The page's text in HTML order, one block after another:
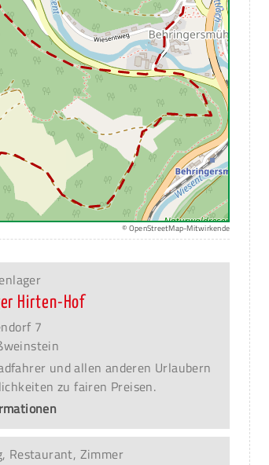
© OpenStreetMap-Mitwirkende
Hirten-Hof
7
und allen anderen Urlaubern
zu fairen Preisen.
Restaurant, Zimmer